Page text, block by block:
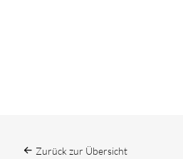
Zurück zur Übersicht